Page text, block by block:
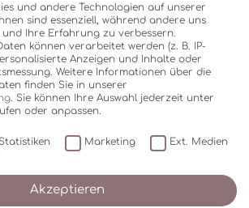
und andere Technologien auf unserer
sind essenziell, während andere uns
und Ihre Erfahrung zu verbessern.
können verarbeitet werden (z. B. IP-
Anzeigen und Inhalte oder
Weitere Informationen über die
finden Sie in unserer
Sie können Ihre Auswahl jederzeit unter
oder anpassen.
Statistiken Marketing Ext. Medien
Akzeptieren